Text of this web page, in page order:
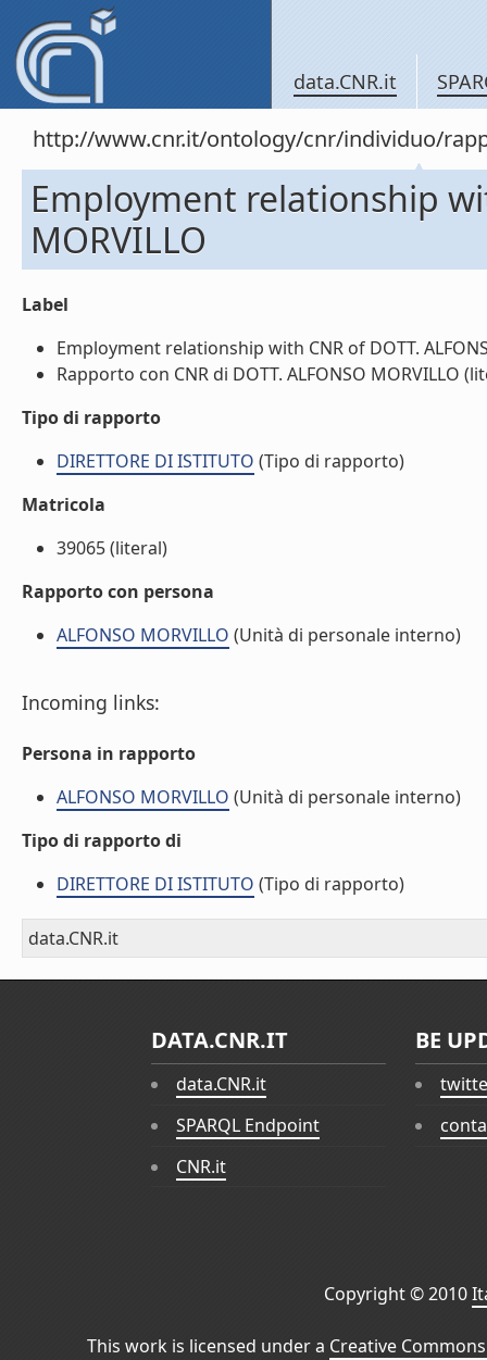
data.CNR.it
http://www.cnr.it/ontology/cnr/individuo/
Employment relationship
MORVILLO
Label
Employment relationship with CNR of DOTT.
Rapporto con CNR di DOTT. ALFONSO MORVILLO
Tipo di rapporto
DIRETTORE DI ISTITUTO (Tipo di rapporto)
Matricola
39065 (literal)
Rapporto con persona
ALFONSO MORVILLO (Unità di personale interno)
Incoming links:
Persona in rapporto
ALFONSO MORVILLO (Unità di personale interno)
Tipo di rapporto di
DIRETTORE DI ISTITUTO (Tipo di rapporto)
data.CNR.it
DATA.CNR.IT
data.CNR.it
SPARQL Endpoint
CNR.it
BE
Copyright © 2010
This work is licensed under a Creative